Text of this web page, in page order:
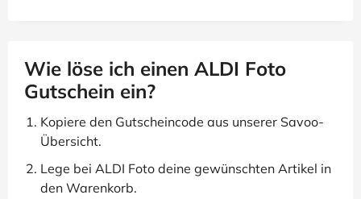
Wie löse ich einen ALDI Foto
Gutschein ein?
Kopiere den Gutscheincode aus unserer Savoo-
Übersicht.
Lege bei ALDI Foto deine gewünschten Artikel in
den Warenkorb.